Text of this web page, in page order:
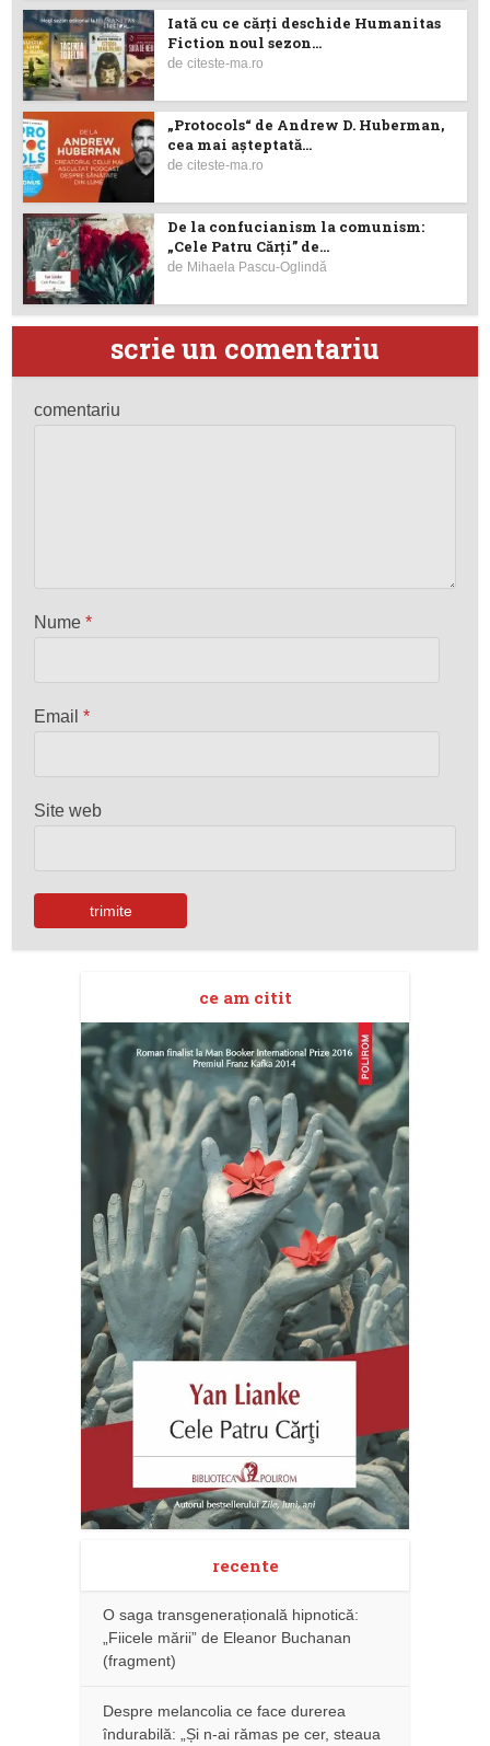
Iată cu ce cărţi deschide Humanitas
Fiction noul sezon...
deciteste-ma.ro
„Protocols“ de Andrew D. Huberman,
cea mai așteptată...
deciteste-ma.ro
De la confucianism la comunism:
„Cele Patru Cărți” de...
de Mihaela Pascu-Oglindă
scrie un comentariu
comentariu
Nume*
Email*
Site web
ce am citit
recente
O saga transgenerațională hipnotică:
„Fiicele mării” de Eleanor Buchanan
(fragment)
Despre melancolia ce face durerea
îndurabilă: „Și n-ai rămas pe cer, steaua